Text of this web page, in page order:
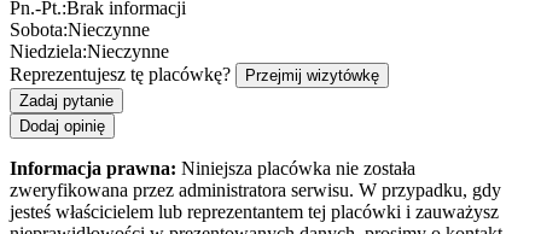
Pn.-Pt.:Brak informacji
Sobota:Nieczynne
Niedziela:Nieczynne
Reprezentujesz tę placówkę?
Przejmij wizytówkę
Zadaj pytanie
Dodaj opinię
Informacja prawna: Niniejsza placówka nie została
zweryfikowana przez administratora serwisu. W przypadku, gdy
jesteś właścicielem lub reprezentantem tej placówki i zauważysz